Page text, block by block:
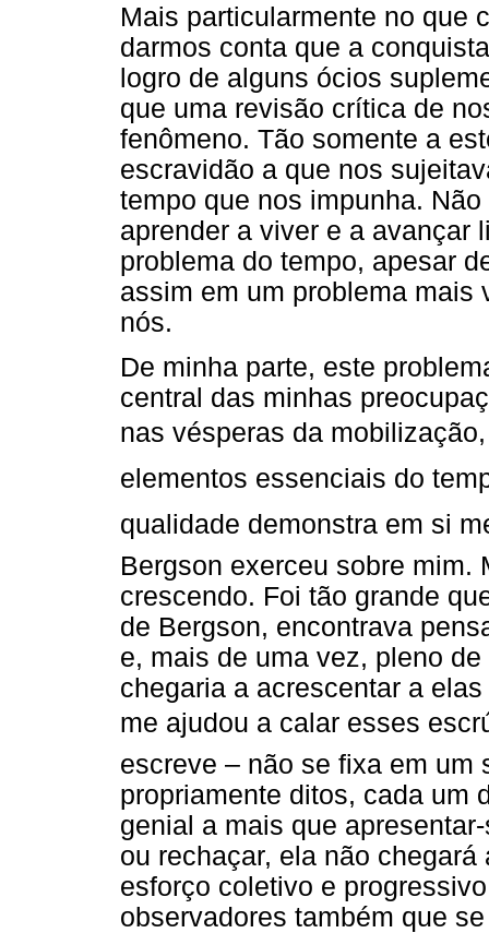
Mais particularmente no que
darmos conta que a
logro de alguns ócios
que uma revisão crítica de
fenômeno. Tão somente a
escravidão a que nos
tempo que nos impunha.
aprender a viver e a avançar
problema do tempo, apesar
assim em um problema mais
nós.
De minha parte, este
central das minhas
nas vésperas da
elementos essenciais do
qualidade demonstra em si
Bergson exerceu sobre mim.
crescendo. Foi tão grande
de Bergson, encontrava
e, mais de uma vez, pleno
chegaria a acrescentar a
me ajudou a calar esses
escreve – não se fixa em um
propriamente ditos, cada um
genial a mais que
ou rechaçar, ela não
esforço coletivo e
observadores também que